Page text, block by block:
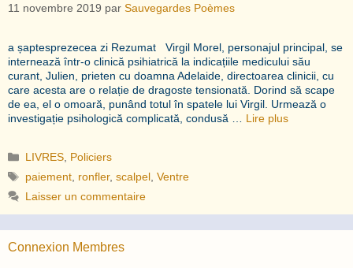
11 novembre 2019 par Sauvegardes Poèmes
a șaptesprezecea zi Rezumat Virgil Morel, personajul principal, se
internează într-o clinică psihiatrică la indicațiile medicului său
curant, Julien, prieten cu doamna Adelaide, directoarea clinicii, cu
care acesta are o relație de dragoste tensionată. Dorind să scape
de ea, el o omoară, punând totul în spatele lui Virgil. Urmează o
investigație psihologică complicată, condusă … Lire plus
Catégories
LIVRES Policiers
Étiquettes
paiement ronfler,scalpel ,Ventre
Laisser un commentaire
Connexion Membres